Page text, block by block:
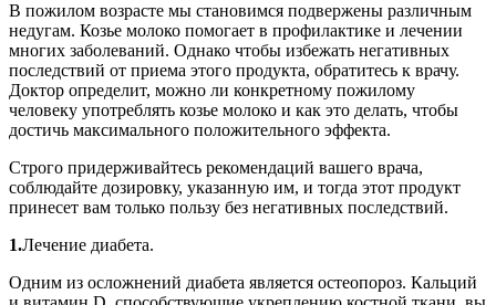
В пожилом возрасте мы становимся подвержены различным
недугам. Козье молоко помогает в профилактике и лечении
многих заболеваний. Однако чтобы избежать негативных
последствий от приема этого продукта, обратитесь к врачу.
Доктор определит, можно ли конкретному пожилому
человеку употреблять козье молоко и как это делать, чтобы
достичь максимального положительного эффекта.
Строго придерживайтесь рекомендаций вашего врача,
соблюдайте дозировку, указанную им, и тогда этот продукт
принесет вам только пользу без негативных последствий.
1.Лечение диабета.
Одним из осложнений диабета является остеопороз. Кальций